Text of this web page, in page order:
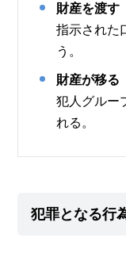
財産を渡す
指示された
う。
財産が移る
犯人グルー
れる。
犯罪となる行